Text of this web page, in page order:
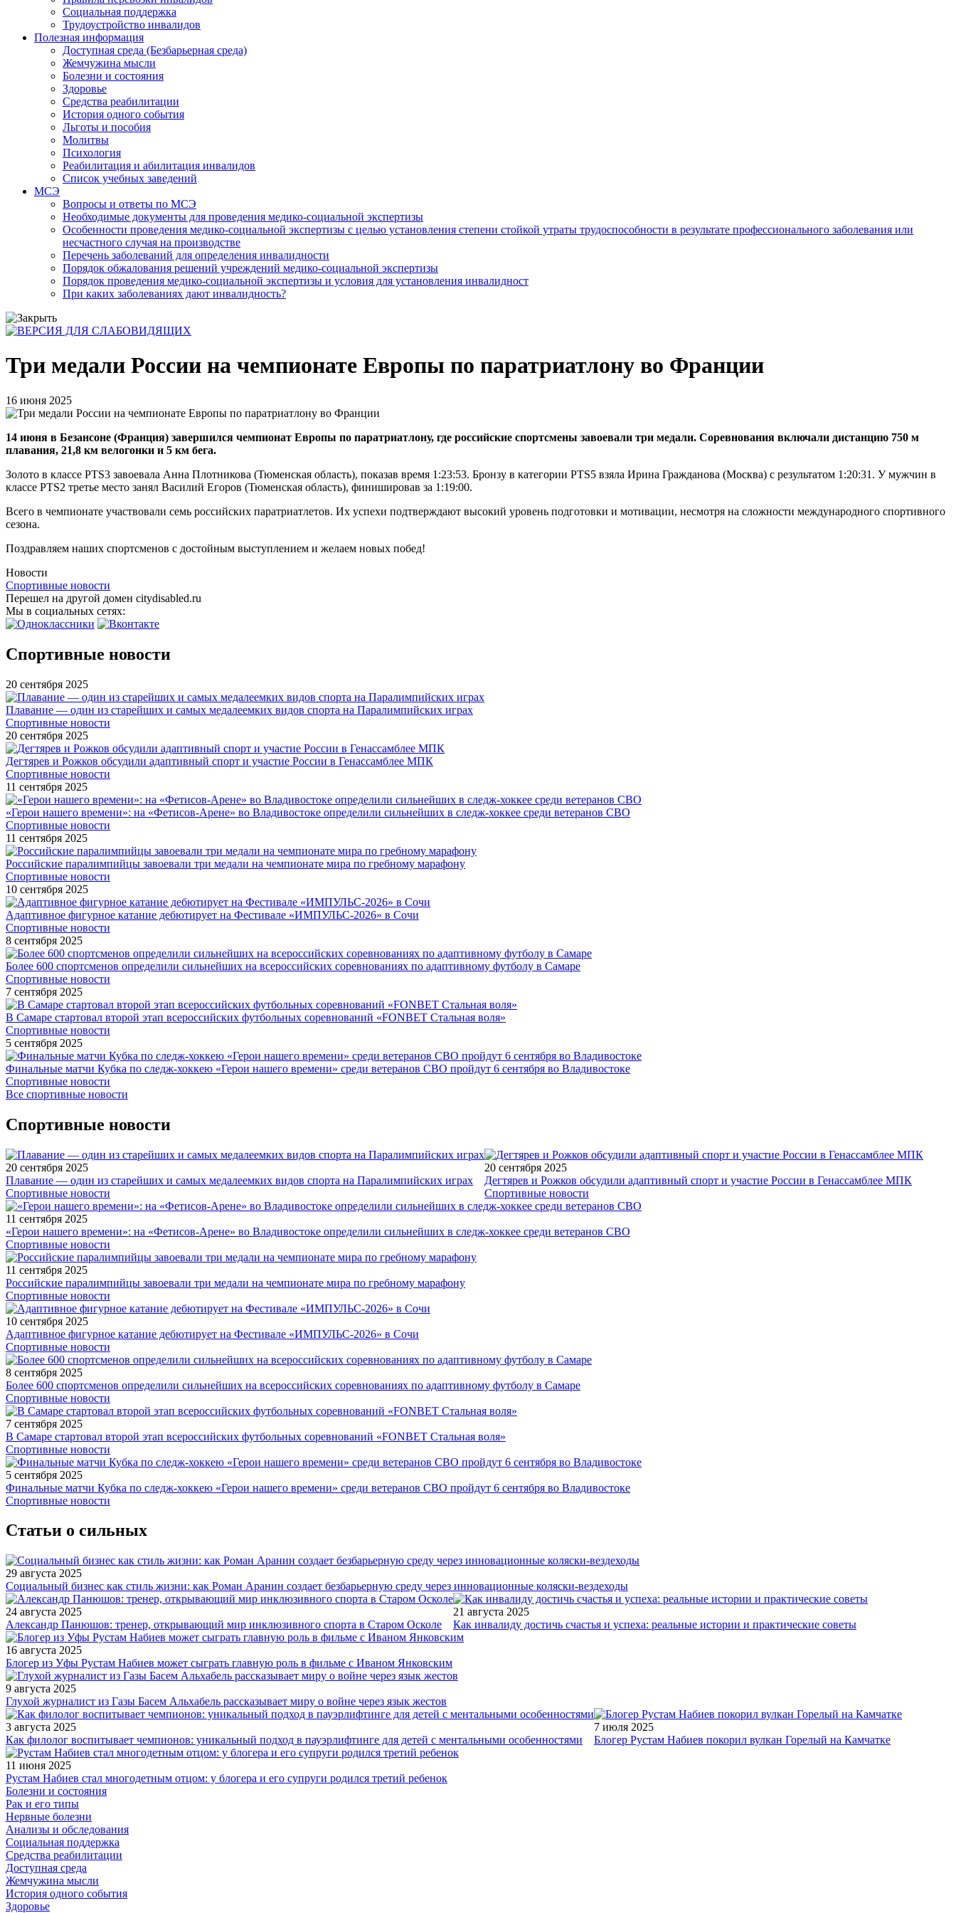
Социальная поддержка
Трудоустройство инвалидов
Полезная информация
Доступная среда (Безбарьерная среда)
Жемчужина мысли
Болезни и состояния
Здоровье
Средства реабилитации
История одного события
Льготы и пособия
Молитвы
Психология
Реабилитация и абилитация инвалидов
Список учебных заведений
МСЭ
Вопросы и ответы по МСЭ
Необходимые документы для проведения медико-социальной экспертизы
Особенности проведения медико-социальной экспертизы с целью установления степени стойкой утраты трудоспособности в результате профессионального заболевания или
несчастного случая на производстве
Перечень заболеваний для определения инвалидности
Порядок обжалования решений учреждений медико-социальной экспертизы
Порядок проведения медико-социальной экспертизы и условия для установления инвалидност
При каких заболеваниях дают инвалидность?
Три медали России на чемпионате Европы по паратриатлону во Франции
16 июня 2025
14 июня в Безансоне (Франция) завершился чемпионат Европы по паратриатлону, где российские спортсмены завоевали три медали. Соревнования включали дистанцию 750 м
плавания, 21,8 км велогонки и 5 км бега.
Золото в классе PTS3 завоевала Анна Плотникова (Тюменская область), показав время 1:23:53. Бронзу в категории PTS5 взяла Ирина Гражданова (Москва) с результатом 1:20:31. У мужчин в
классе PTS2 третье место занял Василий Егоров (Тюменская область), финишировав за 1:19:00.
Всего в чемпионате участвовали семь российских паратриатлетов. Их успехи подтверждают высокий уровень подготовки и мотивации, несмотря на сложности международного спортивного
сезона.
Поздравляем наших спортсменов с достойным выступлением и желаем новых побед!
Новости
Спортивные новости
Перешел на другой домен citydisabled.ru
Мы в социальных сетях:
Спортивные новости
20 сентября 2025
Плавание — один из старейших и самых медалеемких видов спорта на Паралимпийских играх
Спортивные новости
20 сентября 2025
Дегтярев и Рожков обсудили адаптивный спорт и участие России в Генассамблее МПК
Спортивные новости
11 сентября 2025
«Герои нашего времени»: на «Фетисов-Арене» во Владивостоке определили сильнейших в следж-хоккее среди ветеранов СВО
Спортивные новости
11 сентября 2025
Российские паралимпийцы завоевали три медали на чемпионате мира по гребному марафону
Спортивные новости
10 сентября 2025
Адаптивное фигурное катание дебютирует на Фестивале «ИМПУЛЬС-2026» в Сочи
Спортивные новости
8 сентября 2025
Более 600 спортсменов определили сильнейших на всероссийских соревнованиях по адаптивному футболу в Самаре
Спортивные новости
7 сентября 2025
В Самаре стартовал второй этап всероссийских футбольных соревнований «FONBET Стальная воля»
Спортивные новости
5 сентября 2025
Финальные матчи Кубка по следж-хоккею «Герои нашего времени» среди ветеранов СВО пройдут 6 сентября во Владивостоке
Спортивные новости
Все спортивные новости
Спортивные новости
20 сентября 2025
Плавание — один из старейших и самых медалеемких видов спорта на Паралимпийских играх
Спортивные новости
20 сентября 2025
Дегтярев и Рожков обсудили адаптивный спорт и участие России в Генассамблее МПК
Спортивные новости
11 сентября 2025
«Герои нашего времени»: на «Фетисов-Арене» во Владивостоке определили сильнейших в следж-хоккее среди ветеранов СВО
Спортивные новости
11 сентября 2025
Российские паралимпийцы завоевали три медали на чемпионате мира по гребному марафону
Спортивные новости
10 сентября 2025
Адаптивное фигурное катание дебютирует на Фестивале «ИМПУЛЬС-2026» в Сочи
Спортивные новости
8 сентября 2025
Более 600 спортсменов определили сильнейших на всероссийских соревнованиях по адаптивному футболу в Самаре
Спортивные новости
7 сентября 2025
В Самаре стартовал второй этап всероссийских футбольных соревнований «FONBET Стальная воля»
Спортивные новости
5 сентября 2025
Финальные матчи Кубка по следж-хоккею «Герои нашего времени» среди ветеранов СВО пройдут 6 сентября во Владивостоке
Спортивные новости
Статьи о сильных
29 августа 2025
Социальный бизнес как стиль жизни: как Роман Аранин создает безбарьерную среду через инновационные коляски-вездеходы
24 августа 2025
Александр Панюшов: тренер, открывающий мир инклюзивного спорта в Старом Осколе
21 августа 2025
Как инвалиду достичь счастья и успеха: реальные истории и практические советы
16 августа 2025
Блогер из Уфы Рустам Набиев может сыграть главную роль в фильме с Иваном Янковским
9 августа 2025
Глухой журналист из Газы Басем Альхабель рассказывает миру о войне через язык жестов
3 августа 2025
Как филолог воспитывает чемпионов: уникальный подход в пауэрлифтинге для детей с ментальными особенностями
7 июля 2025
Блогер Рустам Набиев покорил вулкан Горелый на Камчатке
11 июня 2025
Рустам Набиев стал многодетным отцом: у блогера и его супруги родился третий ребенок
Болезни и состояния
Рак и его типы
Нервные болезни
Анализы и обследования
Социальная поддержка
Средства реабилитации
Доступная среда
Жемчужина мысли
История одного события
Здоровье